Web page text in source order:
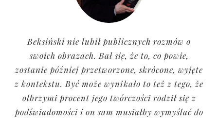
Beksiński nie lubił publicznych rozmów o
swoich obrazach. Bał się, że to, co powie,
zostanie później przetworzone, skrócone, wyjęte
z kontekstu. Być może wynikało to też z tego, że
olbrzymi procent jego twórczości rodził się z
podświadomości i on sam musiałby wymyślać do
da Vinci to bym zaraz je oddał na aukcje i
dobrze sprzedał, aby za te pieniądze kupić
obrazy Beksińskiego, których jeszcze nie
posiadam i wybudować im wielkie, piękne
muzeum.